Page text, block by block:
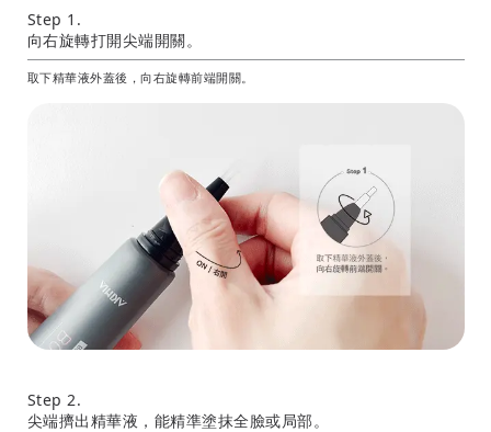
Step 1.
向右旋轉打開尖端開關。
取下精華液外蓋後，向右旋轉前端開關。
Step 2.
尖端擠出精華液，能精準塗抹全臉或局部。